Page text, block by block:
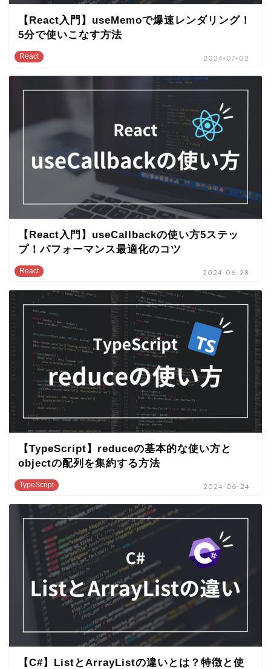
React
【React入門】useMemoで爆速レンダリング！
5分で使いこなす方法
2024-07-02
React
【React入門】useCallbackの使い方5ステッ
プ！パフォーマンス最適化のコツ
2024-06-28
TypeScript
【TypeScript】reduceの基本的な使い方と
objectの配列を集約する方法
2024-06-24
【C#】ListとArrayListの違いとは？特徴と使